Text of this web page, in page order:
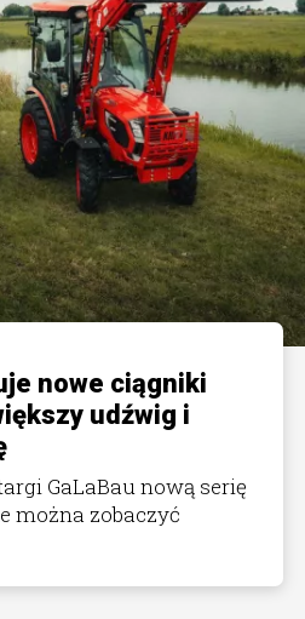
nowe ciągniki
udźwig i
GaLaBau nową serię
można zobaczyć